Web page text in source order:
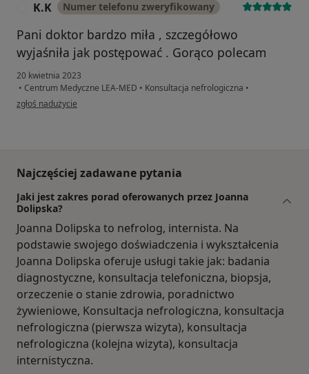
K.K Numer telefonu zweryfikowany
Pani doktor bardzo miła , szczegółowo
wyjaśniła jak postępować . Gorąco polecam
20 kwietnia 2023
• Centrum Medyczne LEA-MED • Konsultacja nefrologiczna •
w opinii użytkownika K.K
zgłoś nadużycie
Najczęściej zadawane pytania
Jaki jest zakres porad oferowanych przez Joanna
Dolipska?
Joanna Dolipska to nefrolog, internista. Na
podstawie swojego doświadczenia i wykształcenia
Joanna Dolipska oferuje usługi takie jak: badania
diagnostyczne, konsultacja telefoniczna, biopsja,
orzeczenie o stanie zdrowia, poradnictwo
żywieniowe, Konsultacja nefrologiczna, konsultacja
nefrologiczna (pierwsza wizyta), konsultacja
nefrologiczna (kolejna wizyta), konsultacja
internistyczna.